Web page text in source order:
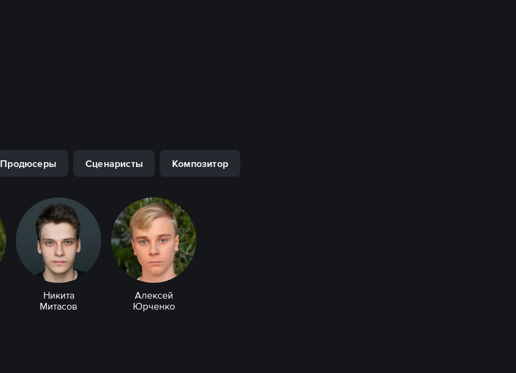
Продюсеры Сценаристы Композитор
Никита
Митасов
Алексей
Юрченко